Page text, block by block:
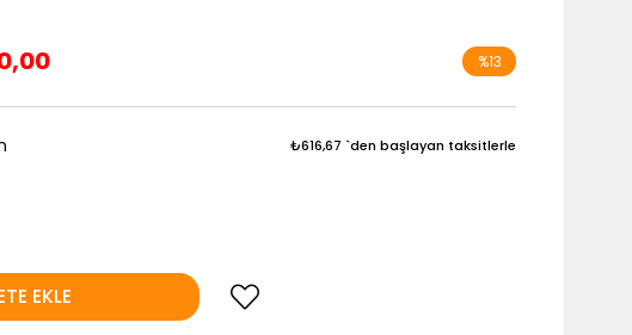
%13
₺616,67 `den başlayan taksitlerle